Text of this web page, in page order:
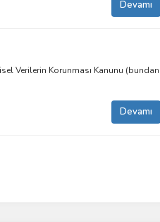
Devamı
Verilerin Korunması Kanunu (bundan
Devamı